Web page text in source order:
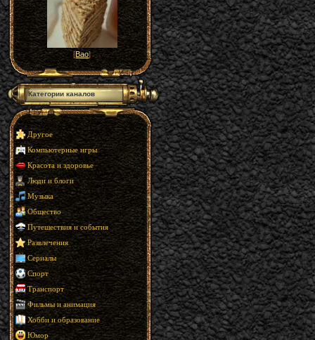
[Вао]
Категории каналов
Другое
Компьютерные игры
Красота и здоровье
Люди и блоги
Музыка
Общество
Путешествия и события
Развлечения
Сериалы
Спорт
Транспорт
Фильмы и анимация
Хобби и образование
Юмор